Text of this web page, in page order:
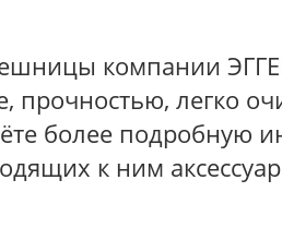
компании
прочностью, легко
более подробную
к ним